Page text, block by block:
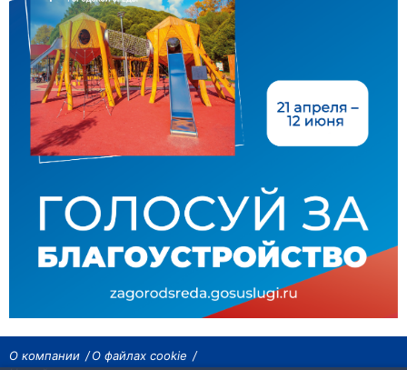
О компании
О файлах cookie